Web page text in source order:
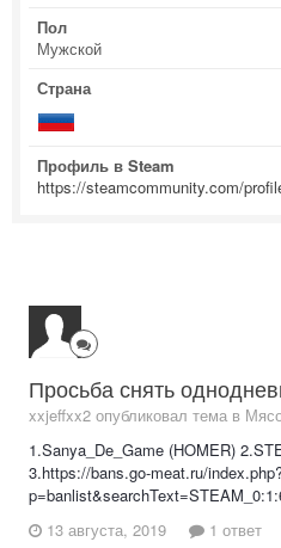
Пол
Мужской
Страна
Профиль в Steam
https://steamcommunity.com/
Просьба снять
xxjeffxx2 опубликовал тема в
1.Sanya_De_Game (HOMER)
3.https://bans.go-meat.ru/
13 августа, 2019
1 ответ